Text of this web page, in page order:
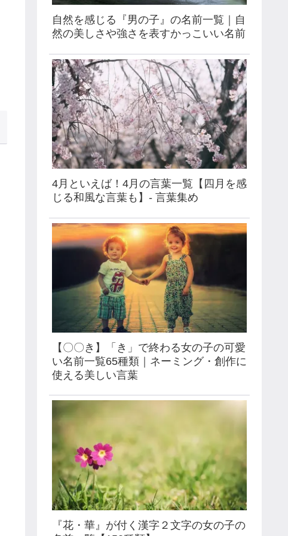
自然を感じる『男の子』の名前一覧｜自
然の美しさや強さを表すかっこいい名前
4月といえば！4月の言葉一覧【四月を感
じる和風な言葉も】- 言葉集め
【〇〇き】「き」で終わる女の子の可愛
い名前一覧65種類｜ネーミング・創作に
使える美しい言葉
『花・華』が付く漢字２文字の女の子の